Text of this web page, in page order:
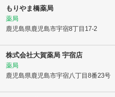
もりやま橋薬局
薬局
鹿児島県鹿児島市宇宿8丁目17-2
株式会社大賀薬局 宇宿店
薬局
鹿児島県鹿児島市宇宿八丁目8番23号